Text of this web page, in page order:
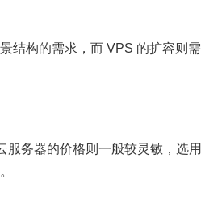
结构的需求，而 VPS 的扩容则需
务器的价格则一般较灵敏，选用